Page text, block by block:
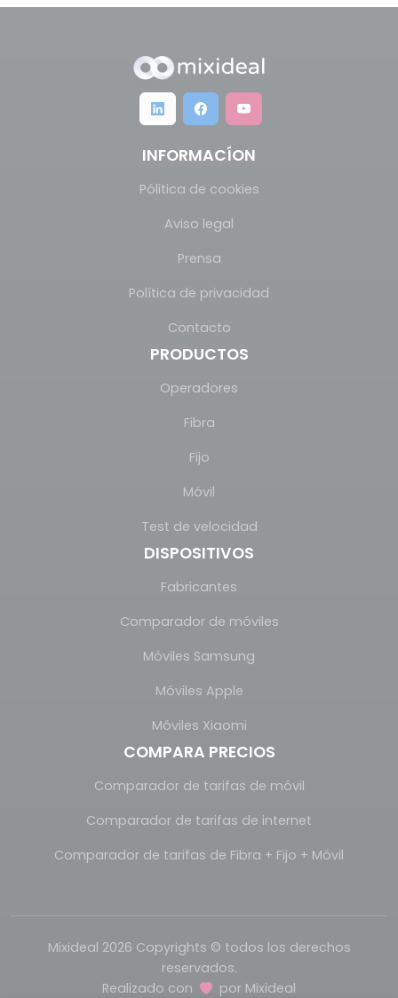
INFORMACÍON
Pólitica de cookies
Aviso legal
Prensa
Política de privacidad
Contacto
PRODUCTOS
Operadores
Fibra
Fijo
Móvil
Test de velocidad
DISPOSITIVOS
Fabricantes
Comparador de móviles
Móviles Samsung
Móviles Apple
Móviles Xiaomi
COMPARA PRECIOS
Comparador de tarifas de móvil
Comparador de tarifas de internet
Comparador de tarifas de Fibra + Fijo + Móvil
Mixideal 2026 Copyrights © todos los derechos
reservados.
Realizado con
por Mixideal